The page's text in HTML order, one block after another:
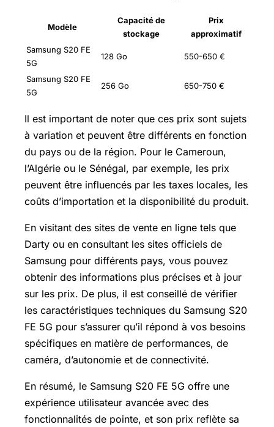
Modèle
Capacité de
stockage
Prix
approximatif
Samsung S20 FE
5G
128 Go 550-650 €
Samsung S20 FE
5G
256 Go 650-750 €
Il est important de noter que ces prix sont sujets
à variation et peuvent être différents en fonction
du pays ou de la région. Pour le Cameroun,
l’Algérie ou le Sénégal, par exemple, les prix
peuvent être influencés par les taxes locales, les
coûts d’importation et la disponibilité du produit.
En visitant des sites de vente en ligne tels que
Darty ou en consultant les sites officiels de
Samsung pour différents pays, vous pouvez
obtenir des informations plus précises et à jour
sur les prix. De plus, il est conseillé de vérifier
les caractéristiques techniques du Samsung S20
FE 5G pour s’assurer qu’il répond à vos besoins
spécifiques en matière de performances, de
caméra, d’autonomie et de connectivité.
En résumé, le Samsung S20 FE 5G offre une
expérience utilisateur avancée avec des
fonctionnalités de pointe, et son prix reflète sa